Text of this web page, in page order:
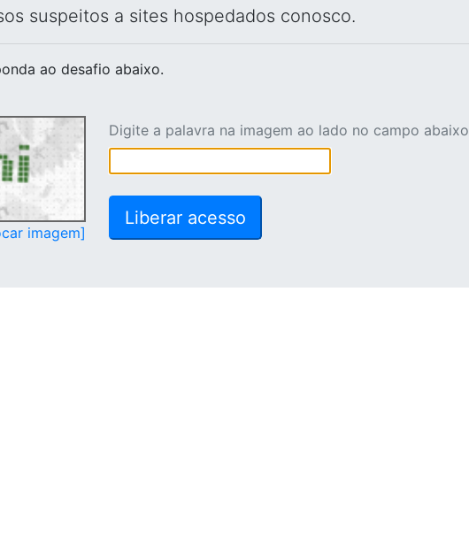
suspeitos a sites hospedados conosco.
ao desafio abaixo.
imagem]
Digite a palavra na imagem ao lado no campo abaixo